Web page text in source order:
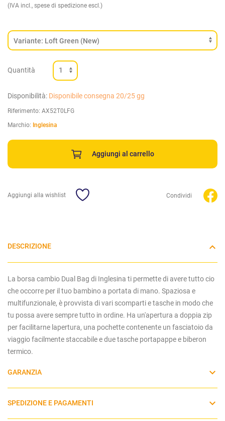
(IVA incl., spese di spedizione escl.)
Quantità
Disponibilità: Disponibile consegna 20/25 gg
Riferimento: AX52T0LFG
Marchio: Inglesina
Aggiungi al carrello
Aggiungi alla wishlist Condividi
DESCRIZIONE
La borsa cambio Dual Bag di Inglesina ti permette di avere tutto cio
che occorre per il tuo bambino a portata di mano. Spaziosa e
multifunzionale, è provvista di vari scomparti e tasche in modo che
tu possa avere sempre tutto in ordine. Ha un'apertura a doppia zip
per facilitarne lapertura, una pochette contenente un fasciatoio da
viaggio facilmente staccabile e due tasche portapappe e biberon
termico.
GARANZIA
SPEDIZIONE E PAGAMENTI